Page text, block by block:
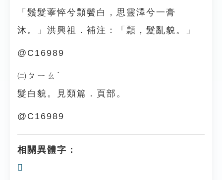
「鬚髮薴悴兮顠鬢白，思靈澤兮一膏
沐。」洪興祖．補注：「顠，髮亂貌。」
@C16989
㈡ㄆㄧㄠˋ
髮白貌。見類篇．頁部。
@C16989
相關異體字：
𩮳